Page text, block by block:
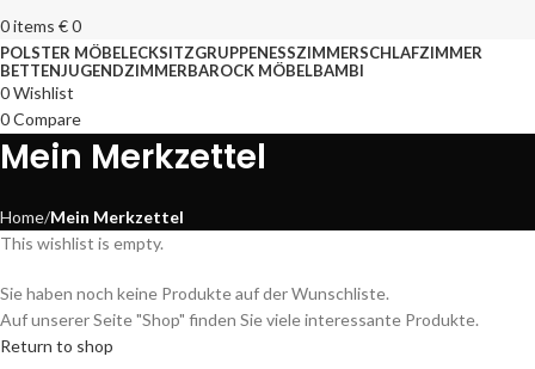
0items €0
POLSTER MÖBELECKSITZGRUPPENESSZIMMERSCHLAFZIMMER
BETTENJUGENDZIMMERBAROCK MÖBELBAMBI
0Wishlist
0Compare
Mein Merkzettel
Home Mein Merkzettel
This wishlist is empty.
Sie haben noch keine Produkte auf der Wunschliste.
Auf unserer Seite "Shop" finden Sie viele interessante Produkte.
Return to shop